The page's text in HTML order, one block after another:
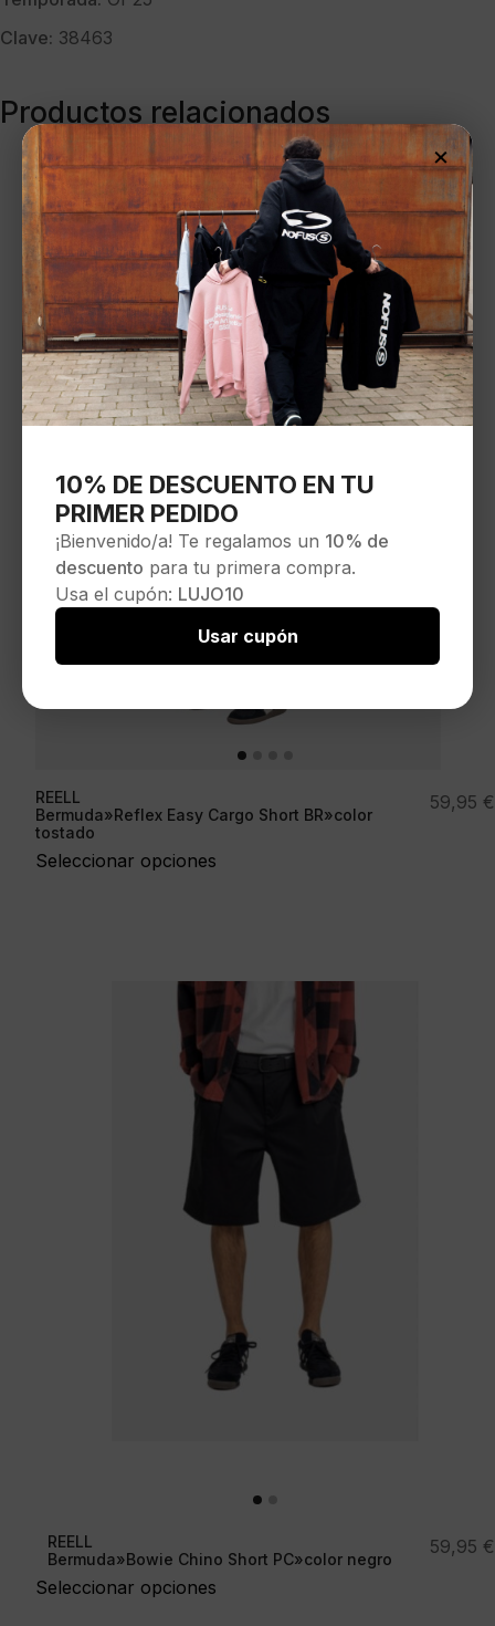
Clave: 38463
Productos relacionados
REELL
Bermuda»Reflex Easy Cargo Short BR»color
tostado
Seleccionar opciones
59,95 €
REELL
Bermuda»Bowie Chino Short PC»color negro
Seleccionar opciones
59,95 €
×
10% DE DESCUENTO EN TU
PRIMER PEDIDO
¡Bienvenido/a! Te regalamos un 10% de
descuento para tu primera compra.
Usa el cupón: LUJO10
Usar cupón